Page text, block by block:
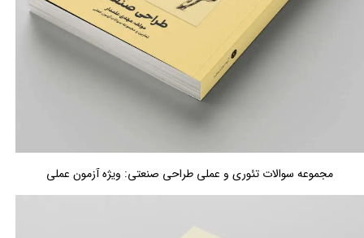
مجموعه سوالات تئوری و عملی طراحی صنعتی: ویژه آزمون عملی